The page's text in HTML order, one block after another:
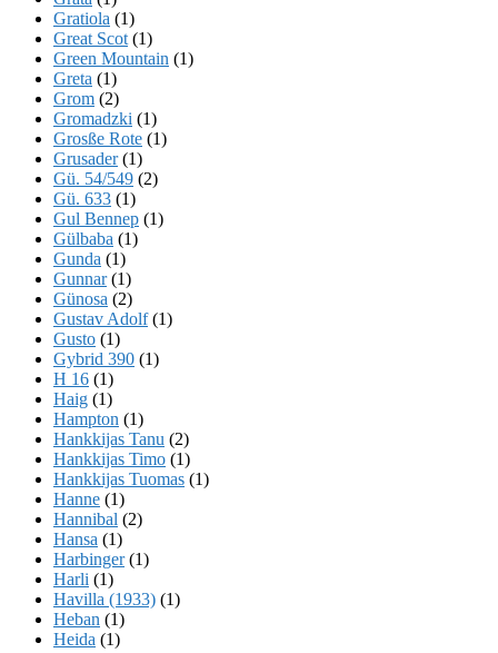
Gratiola (1)
Great Scot (1)
Green Mountain (1)
Greta (1)
Grom (2)
Gromadzki (1)
Grosße Rote (1)
Grusader(1)
Gü. 54/549 (2)
Gü. 633 (1)
Gul Bennep (1)
Gülbaba (1)
Gunda (1)
Gunnar(1)
Günosa (2)
Gustav Adolf(1)
Gusto (1)
Gybrid 390 (1)
H 16 (1)
Haig (1)
Hampton (1)
Hankkijas Tanu (2)
Hankkijas Timo (1)
Hankkijas Tuomas (1)
Hanne (1)
Hannibal (2)
Hansa (1)
Harbinger(1)
Harli (1)
Havilla (1933) (1)
Heban (1)
Heida (1)